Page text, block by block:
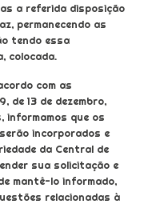
a referida disposição
permanecendo as
tendo essa
colocada.
com as
de 13 de dezembro,
informamos que os
incorporados e
da Central de
sua solicitação e
mantê-lo informado,
relacionadas à